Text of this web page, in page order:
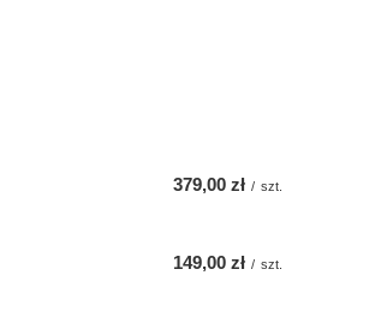
379,00 zł / szt.
149,00 zł / szt.